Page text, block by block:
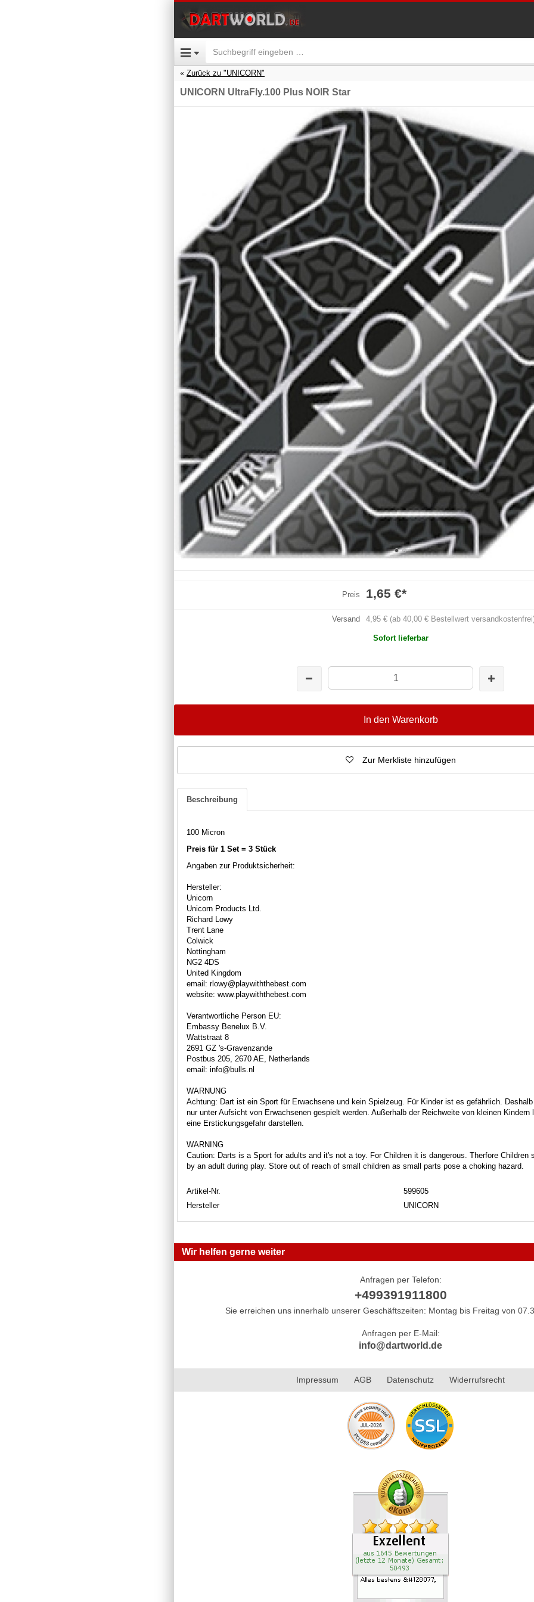
Zurück zu "UNICORN"
UNICORN UltraFly.100 Plus NOIR Star
Preis 1,65 €*
Versand 4,95 € (ab 40,00 € Bestellwert
Sofort lieferbar
In den Warenkorb
Zur Merkliste hinzufügen
Beschreibung
100 Micron
Preis für 1 Set = 3 Stück
Angaben zur Produktsicherheit:
Hersteller:
Unicorn
Unicorn Products Ltd.
Richard Lowy
Trent Lane
Colwick
Nottingham
NG2 4DS
United Kingdom
email: rlowy@playwiththebest.com
website: www.playwiththebest.com
Verantwortliche Person EU:
Embassy Benelux B.V.
Wattstraat 8
2691 GZ 's-Gravenzande
Postbus 205, 2670 AE, Netherlands
email: info@bulls.nl
WARNUNG
Achtung: Dart ist ein Sport für Erwachsene und kein Spielzeug. Für Kinder ist es gefährlich.
nur unter Aufsicht von Erwachsenen gespielt werden. Außerhalb der Reichweite von kleinen Kindern
eine Erstickungsgefahr darstellen.
WARNING
Caution: Darts is a Sport for adults and it's not a toy. For Children it is dangerous. Therfore Children
by an adult during play. Store out of reach of small children as small parts pose a choking hazard.
Artikel-Nr.
599605
Hersteller
UNICORN
Wir helfen gerne weiter
Anfragen per Telefon:
+499391911800
Sie erreichen uns innerhalb unserer Geschäftszeiten: Montag bis Freitag von
Anfragen per E-Mail:
info@dartworld.de
Impressum AGB Datenschutz Widerrufsrecht